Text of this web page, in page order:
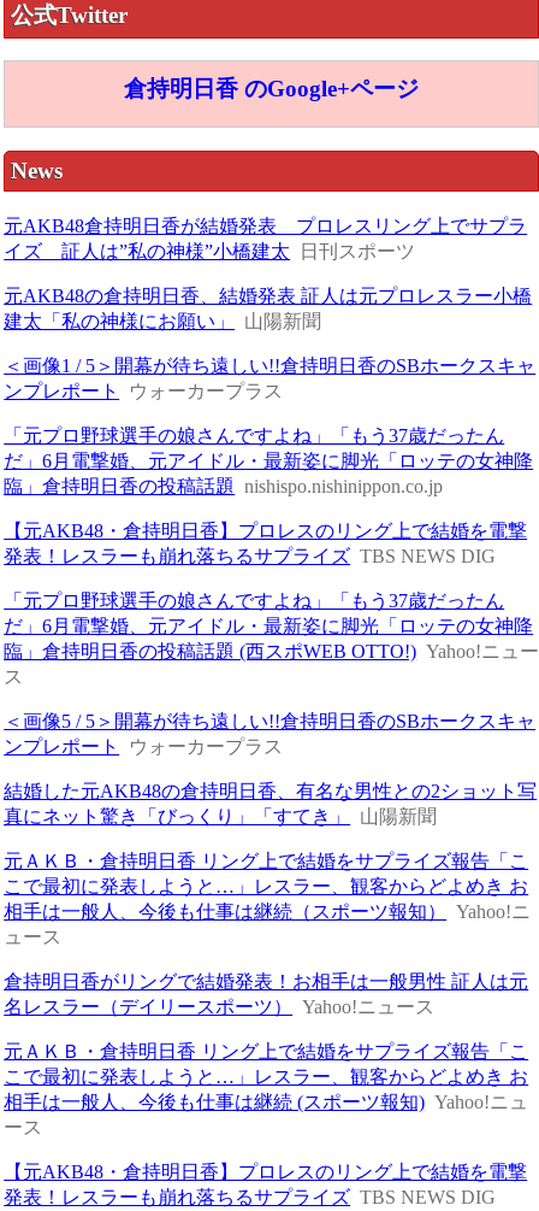
公式Twitter
倉持明日香 のGoogle+ページ
News
元AKB48倉持明日香が結婚発表 プロレスリング上でサプラ
イズ 証人は”私の神様”小橋建太
日刊スポーツ
元AKB48の倉持明日香、結婚発表 証人は元プロレスラー小橋
建太「私の神様にお願い」
山陽新聞
＜画像1 / 5＞開幕が待ち遠しい!!倉持明日香のSBホークスキャ
ンプレポート
ウォーカープラス
「元プロ野球選手の娘さんですよね」「もう37歳だったん
だ」6月電撃婚、元アイドル・最新姿に脚光「ロッテの女神降
臨」倉持明日香の投稿話題 nishispo.nishinippon.co.jp
【元AKB48・倉持明日香】プロレスのリング上で結婚を電撃
発表！レスラーも崩れ落ちるサプライズ TBS NEWS DIG
「元プロ野球選手の娘さんですよね」「もう37歳だったん
だ」6月電撃婚、元アイドル・最新姿に脚光「ロッテの女神降
臨」倉持明日香の投稿話題 (西スポWEB OTTO!) Yahoo!ニュー
ス
＜画像5 / 5＞開幕が待ち遠しい!!倉持明日香のSBホークスキャ
ンプレポート
ウォーカープラス
結婚した元AKB48の倉持明日香、有名な男性との2ショット写
真にネット驚き「びっくり」「すてき」
山陽新聞
元ＡＫＢ・倉持明日香 リング上で結婚をサプライズ報告「こ
こで最初に発表しようと…」レスラー、観客からどよめき お
相手は一般人、今後も仕事は継続（スポーツ報知）
Yahoo!ニ
ュース
倉持明日香がリングで結婚発表！お相手は一般男性 証人は元
名レスラー（デイリースポーツ）
Yahoo!ニュース
元ＡＫＢ・倉持明日香 リング上で結婚をサプライズ報告「こ
こで最初に発表しようと…」レスラー、観客からどよめき お
相手は一般人、今後も仕事は継続 (スポーツ報知) Yahoo!ニュ
ース
【元AKB48・倉持明日香】プロレスのリング上で結婚を電撃
発表！レスラーも崩れ落ちるサプライズ TBS NEWS DIG